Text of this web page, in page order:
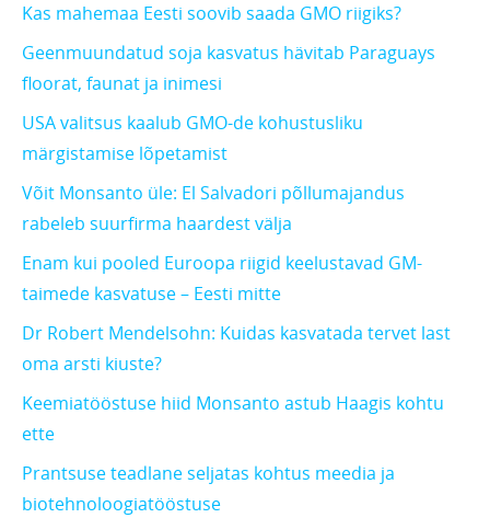
Kas mahemaa Eesti soovib saada GMO riigiks?
Geenmuundatud soja kasvatus hävitab Paraguays
floorat, faunat ja inimesi
USA valitsus kaalub GMO-de kohustusliku
märgistamise lõpetamist
Võit Monsanto üle: El Salvadori põllumajandus
rabeleb suurfirma haardest välja
Enam kui pooled Euroopa riigid keelustavad GM-
taimede kasvatuse – Eesti mitte
Dr Robert Mendelsohn: Kuidas kasvatada tervet last
oma arsti kiuste?
Keemiatööstuse hiid Monsanto astub Haagis kohtu
ette
Prantsuse teadlane seljatas kohtus meedia ja
biotehnoloogiatööstuse